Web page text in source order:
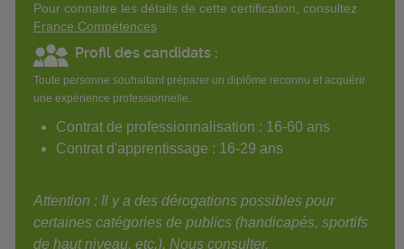
Pour connaitre les détails de cette certification, consultez
France Compétences
Profil des candidats :
Toute personne souhaitant préparer un diplôme reconnu et acquérir
une expérience professionnelle.
Contrat de professionnalisation : 16-60 ans
Contrat d'apprentissage : 16-29 ans
Attention : Il y a des dérogations possibles pour
certaines catégories de publics (handicapés, sportifs
de haut niveau, etc.). Nous consulter.